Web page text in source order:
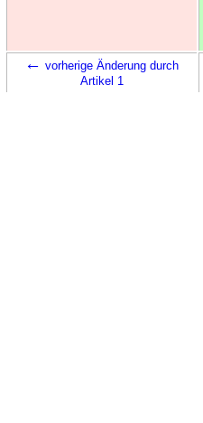
← vorherige Änderung durch
Artikel 1